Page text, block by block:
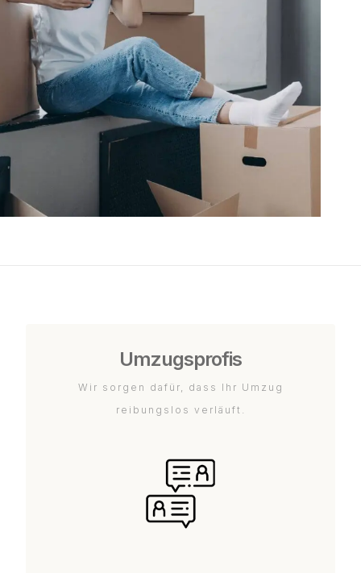
Umzugsprofis
Wir sorgen dafür, dass Ihr Umzug
reibungslos verläuft.